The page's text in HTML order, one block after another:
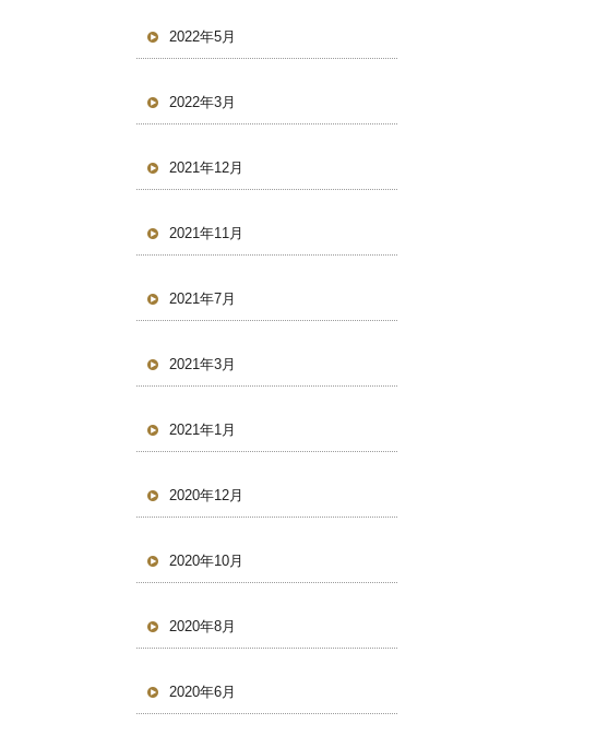
2022年5月
2022年3月
2021年12月
2021年11月
2021年7月
2021年3月
2021年1月
2020年12月
2020年10月
2020年8月
2020年6月